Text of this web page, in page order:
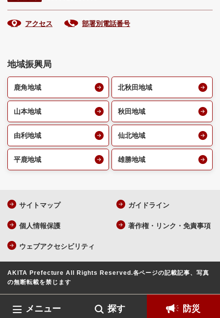
メニュー 探す 防災
アクセス 部署別電話番号
地域振興局
鹿角地域 北秋田地域
山本地域 秋田地域
由利地域 仙北地域
平鹿地域 雄勝地域
サイトマップ ガイドライン
個人情報保護 著作権・リンク・免責事項
ウェブアクセシビリティ
AKITA Prefecture All Rights Reserved.各ページの記載記事、写真
の無断転載を禁じます